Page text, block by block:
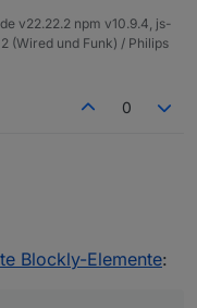
v22.22.2 npm v10.9.4, js-
(Wired und Funk) / Philips
0
akustische Meldung
Blockly als
"send", {
Blockly-Elemente: